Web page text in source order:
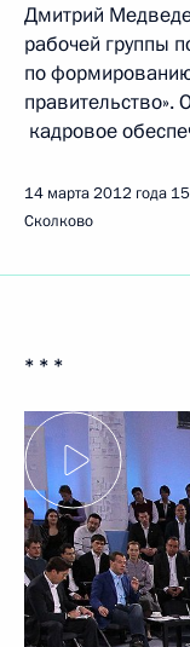
Дмитрий
рабочей группы
по
правительство».
кадровое
14 марта 2012 года
Сколково
* * *